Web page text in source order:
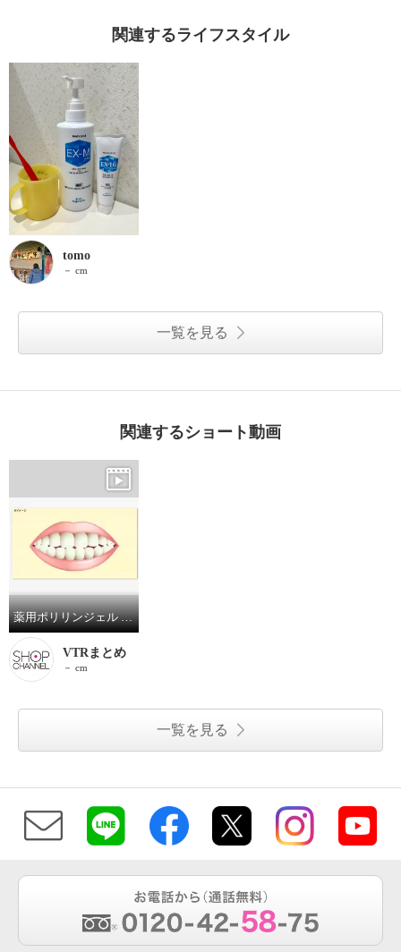
関連するライフスタイル
tomo
－ cm
一覧を見る
関連するショート動画
薬用ポリリンジェル ＥＸ－１０プラスガード （薬用ポリリンジェル ＥＸ－１０Ｐ） ２本増量セット
VTRまとめ
－ cm
一覧を見る